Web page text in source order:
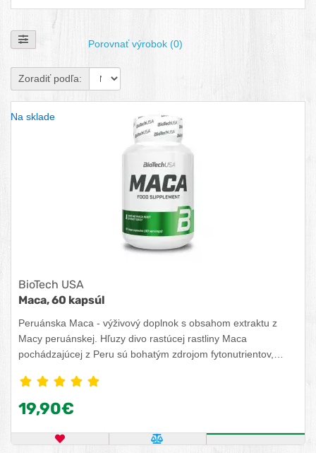
Zobraziť filtre Porovnať výrobok (0)
Zoradiť podľa:
Na sklade
BioTech USA
Maca, 60 kapsúl
Peruánska Maca - výživový doplnok s obsahom extraktu z
Macy peruánskej. Hľuzy divo rastúcej rastliny Maca
pochádzajúcej z Peru sú bohatým zdrojom fytonutrientov,
Peruánci ju nazývajú super potravinou aj kvôli jej fyziologickým
účinkom podobným ženšenu.
19,90€
OBĽÚBENÝ PRODUKTPOROVNAŤ PRODUKTKÚPIŤ